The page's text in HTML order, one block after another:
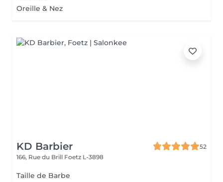
Oreille & Nez
KD Barbier
52
166, Rue du Brill Foetz L-3898
Taille de Barbe